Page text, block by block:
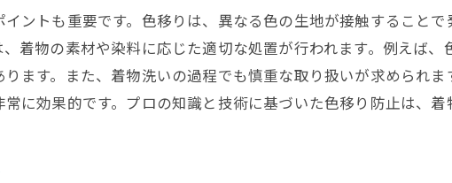
ントも重要です。色移りは、異なる色の生地が接触すること
着物の素材や染料に応じた適切な処置が行われます。例えば
ます。また、着物洗いの過程でも慎重な取り扱いが求められ
に効果的です。プロの知識と技術に基づいた色移り防止は、着